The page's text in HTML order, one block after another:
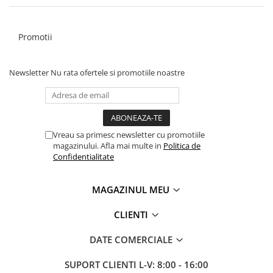
Promotii
Newsletter Nu rata ofertele si promotiile noastre
Vreau sa primesc newsletter cu promotiile
magazinului. Afla mai multe in Politica de
Confidentialitate
MAGAZINUL MEU
CLIENTI
DATE COMERCIALE
SUPORT CLIENTI L-V: 8:00 - 16:00